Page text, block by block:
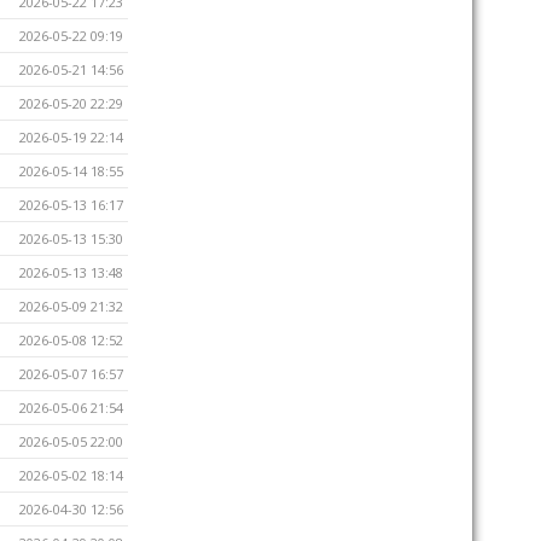
2026-05-22 09:19
2026-05-21 14:56
2026-05-20 22:29
2026-05-19 22:14
2026-05-14 18:55
2026-05-13 16:17
2026-05-13 15:30
2026-05-13 13:48
2026-05-09 21:32
2026-05-08 12:52
2026-05-07 16:57
2026-05-06 21:54
2026-05-05 22:00
2026-05-02 18:14
2026-04-30 12:56